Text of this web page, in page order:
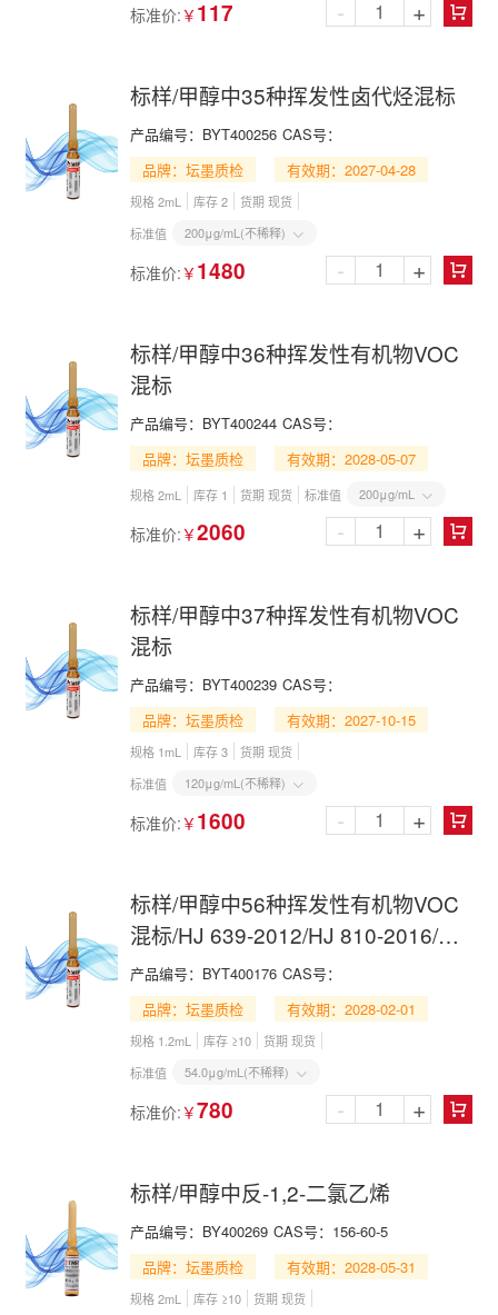
标准价: ￥ 117 
- +
标样/甲醇中35种挥发性卤代烃混标
产品编号： BYT400256 CAS号：
品牌：坛墨质检
有效期：2027-04-28
规格 2mL 库存 2
货期 现货
标准值
200μg/mL(不稀释) 
标准价: ￥ 1480 
- +
标样/甲醇中36种挥发性有机物VOC
混标
产品编号： BYT400244 CAS号：
品牌：坛墨质检
有效期：2028-05-07
规格 2mL 库存 1 货期 现货 标准值 200μg/mL 
标准价: ￥2060 
- +
标样/甲醇中37种挥发性有机物VOC
混标
产品编号： BYT400239 CAS号：
品牌：坛墨质检
有效期：2027-10-15
规格 1mL 库存 3
货期 现货
标准值
120μg/mL(不稀释) 
标准价: ￥ 1600 
- +
标样/甲醇中56种挥发性有机物VOC
混标/HJ 639-2012/HJ 810-2016/HJ
1227-2021
产品编号： BYT400176 CAS号：
品牌：坛墨质检
有效期：2028-02-01
规格 1.2mL 库存 ≥10
货期 现货
标准值
54.0μg/mL(不稀释) 
标准价: ￥780 
- +
标样/甲醇中反-1,2-二氯乙烯
产品编号： BY400269 CAS号： 156-60-5
品牌：坛墨质检
有效期：2028-05-31
规格 2mL 库存 ≥10
货期 现货